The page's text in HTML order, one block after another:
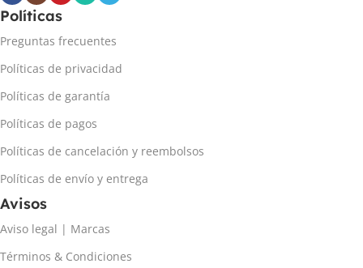
Políticas
Preguntas frecuentes
Políticas de privacidad
Políticas de garantía
Políticas de pagos
Políticas de cancelación y reembolsos
Políticas de envío y entrega
Avisos
Aviso legal | Marcas
Términos & Condiciones